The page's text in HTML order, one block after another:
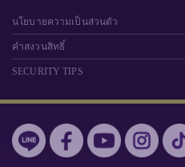
นโยบายความเป็นส่วนตัว
คำสงวนสิทธิ์
SECURITY TIPS